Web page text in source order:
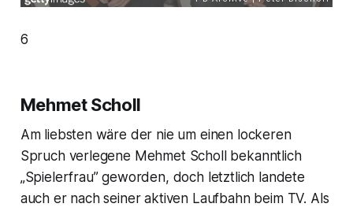
6
Mehmet Scholl
Am liebsten wäre der nie um einen lockeren
Spruch verlegene Mehmet Scholl bekanntlich
„Spielerfrau” geworden, doch letztlich landete
auch er nach seiner aktiven Laufbahn beim TV. Als